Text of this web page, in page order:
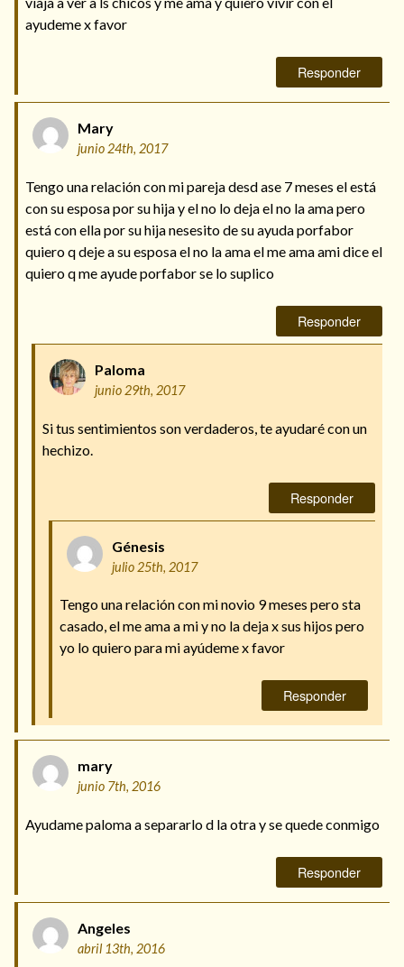
ayudeme x favor
Responder
Mary
junio 24th, 2017
Tengo una relación con mi pareja desd ase 7 meses el está
con su esposa por su hija y el no lo deja el no la ama pero
está con ella por su hija nesesito de su ayuda porfabor
quiero q deje a su esposa el no la ama el me ama ami dice el
quiero q me ayude porfabor se lo suplico
Responder
Paloma
junio 29th, 2017
Si tus sentimientos son verdaderos, te ayudaré con un
hechizo.
Responder
Génesis
julio 25th, 2017
Tengo una relación con mi novio 9 meses pero sta
casado, el me ama a mi y no la deja x sus hijos pero
yo lo quiero para mi ayúdeme x favor
Responder
mary
junio 7th, 2016
Ayudame paloma a separarlo d la otra y se quede conmigo
Responder
Angeles
abril 13th, 2016